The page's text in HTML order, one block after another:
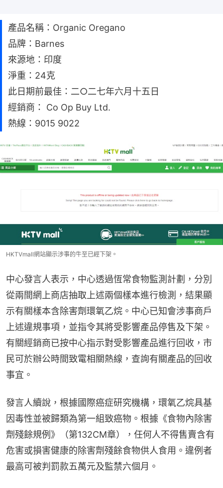
產品名稱：Organic Oregano
品牌：Barnes
來源地：印度
淨重：24克
此日期前最佳：二○二七年六月十五日
經銷商： Co Op Buy Ltd.
熱線：9015 9022
HKTVmall網站顯示涉事的牛至已經下架。
中心發言人表示，中心透過恆常食物監測計劃，分別
從兩間網上商店抽取上述兩個樣本進行檢測，結果顯
示有關樣本含除害劑環氧乙烷。中心已知會涉事商戶
上述違規事項，並指令其將受影響產品停售及下架。
有關經銷商已按中心指示對受影響產品進行回收，市
民可於辦公時間致電相關熱線，查詢有關產品的回收
事宜。
發言人續說，根據國際癌症研究機構，環氧乙烷具基
因毒性並被歸類為第一組致癌物。根據《食物內除害
劑殘餘規例》（第132CM章），任何人不得售賣含有
危害或損害健康的除害劑殘餘食物供人食用。違例者
最高可被判罰款五萬元及監禁六個月。